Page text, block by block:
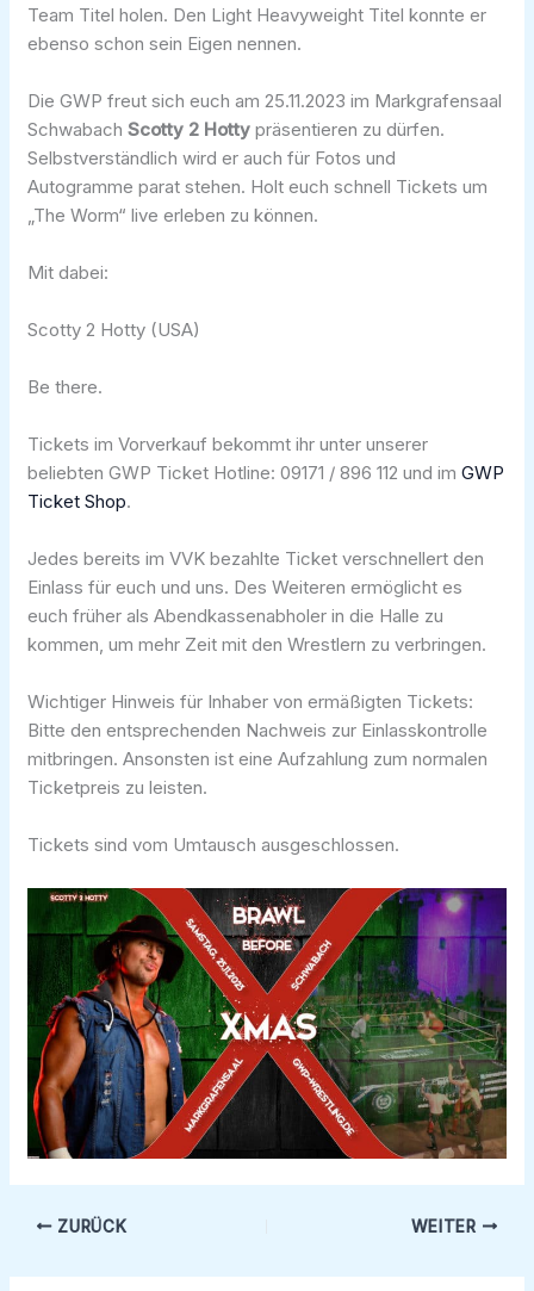
Team Titel holen. Den Light Heavyweight Titel konnte er
ebenso schon sein Eigen nennen.
Die GWP freut sich euch am 25.11.2023 im Markgrafensaal
SchwabachScotty 2 Hotty präsentieren zu dürfen.
Selbstverständlich wird er auch für Fotos und
Autogramme parat stehen. Holt euch schnell Tickets um
„The Worm“ live erleben zu können.
Mit dabei:
Scotty 2 Hotty (USA)
Be there.
Tickets im Vorverkauf bekommt ihr unter unserer
beliebten GWP Ticket Hotline: 09171 / 896 112 und imGWP
Ticket Shop.
Jedes bereits im VVK bezahlte Ticket verschnellert den
Einlass für euch und uns. Des Weiteren ermöglicht es
euch früher als Abendkassenabholer in die Halle zu
kommen, um mehr Zeit mit den Wrestlern zu verbringen.
Wichtiger Hinweis für Inhaber von ermäßigten Tickets:
Bitte den entsprechenden Nachweis zur Einlasskontrolle
mitbringen. Ansonsten ist eine Aufzahlung zum normalen
Ticketpreis zu leisten.
Tickets sind vom Umtausch ausgeschlossen.
ZURÜCK WEITER